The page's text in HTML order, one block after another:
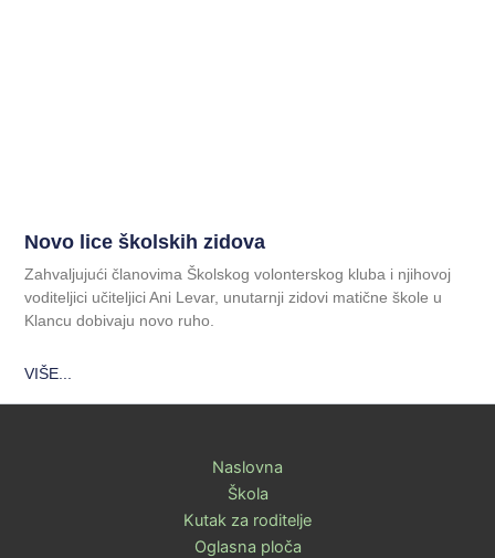
Novo lice školskih zidova
Zahvaljujući članovima Školskog volonterskog kluba i njihovoj
voditeljici učiteljici Ani Levar, unutarnji zidovi matične škole u
Klancu dobivaju novo ruho.
VIŠE...
Naslovna
Škola
Kutak za roditelje
Oglasna ploča